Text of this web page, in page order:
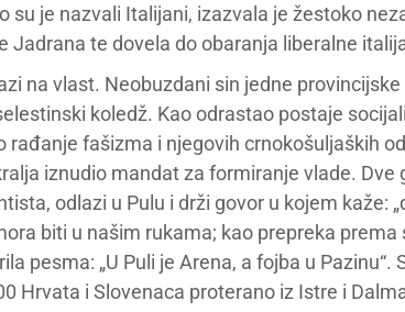
su je nazvali Italijani, izazvala je žestoko
Jadrana te dovela do obaranja liberalne
na vlast. Neobuzdani sin jedne
koledž. Kao odrastao postaje
rađanje fašizma i njegovih crnokošuljaških
iznudio mandat za formiranje vlade.
odlazi u Pulu i drži govor u kojem kaže:
biti u našim rukama; kao prepreka
pesma: „U Puli je Arena, a fojba u
Hrvata i Slovenaca proterano iz Istre i